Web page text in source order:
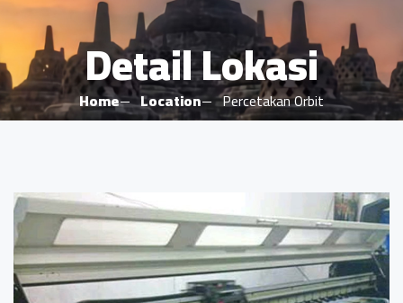
Detail Lokasi
Home Location Percetakan Orbit